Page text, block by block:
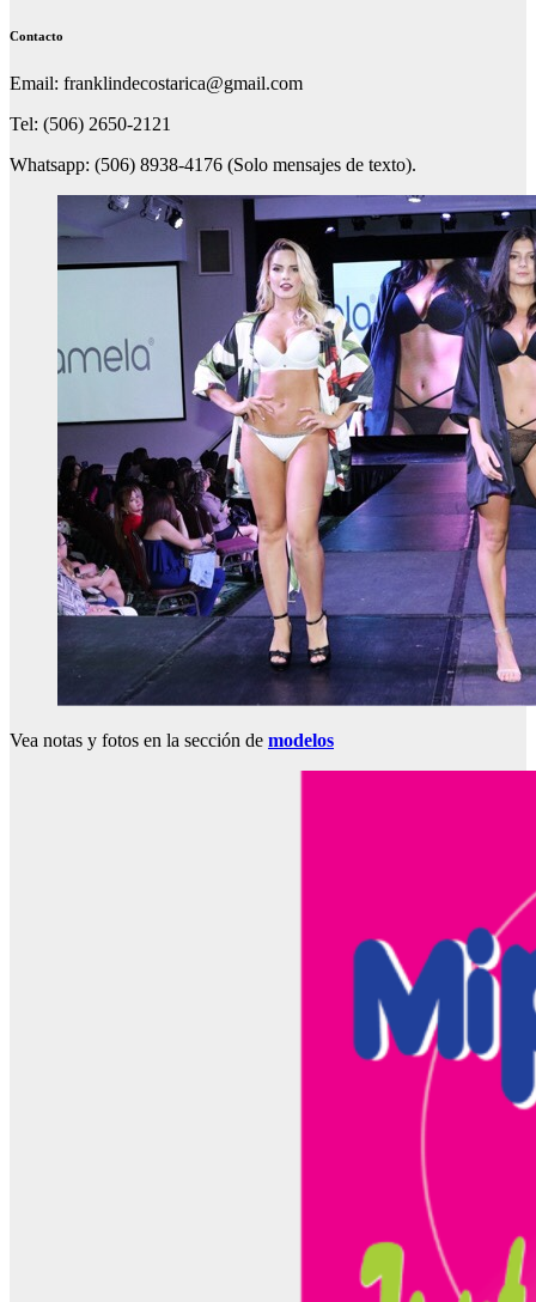
Contacto
Email: franklindecostarica@gmail.com
Tel: (506) 2650-2121
Whatsapp: (506) 8938-4176 (Solo mensajes de texto).
Vea notas y fotos en la sección de modelos